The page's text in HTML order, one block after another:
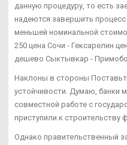
данную процедуру, то есть
надеются завершить
меньшей номинальной
250 цена Сочи - Гексарелин
дешево Сыктывкар -
Наклоны в стороны
устойчивости. Думаю, банки
совместной работе с
приступили к
Однако правительственный